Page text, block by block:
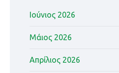
Ιούνιος 2026
Μάιος 2026
Απρίλιος 2026